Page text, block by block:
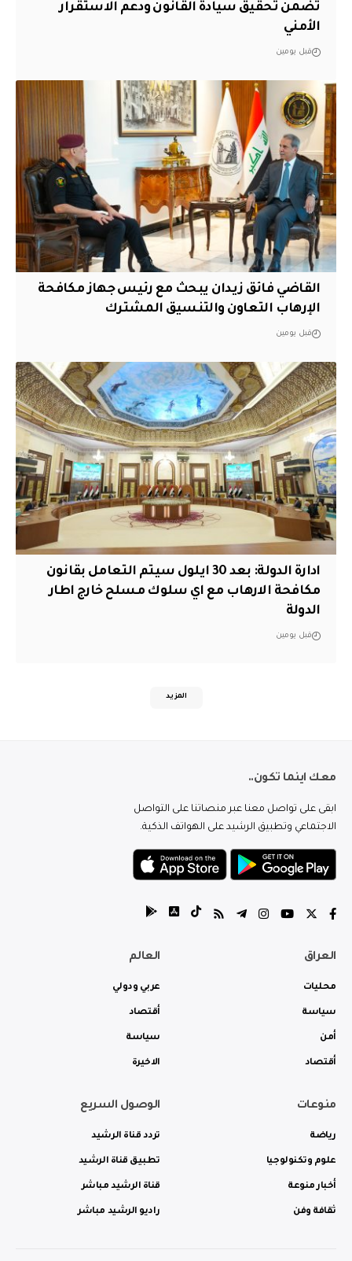
تضمن تحقيق سيادة القانون ودعم الاستقرار
الأمني
قبل يومين
القاضي فائق زيدان يبحث مع رئيس جهاز مكافحة
الإرهاب التعاون والتنسيق المشترك
قبل يومين
ادارة الدولة: بعد 30 ايلول سيتم التعامل بقانون
مكافحة الارهاب مع اي سلوك مسلح خارج اطار
الدولة
قبل يومين
المزيد
معك اينما تكون..
ابقى على تواصل معنا عبر منصاتنا على التواصل
الاجتماعي وتطبيق الرشيد على الهواتف الذكية.
العراق
محليات
سياسة
أمن
أقتصاد
العالم
عربي ودولي
أقتصاد
سياسة
الاخيرة
منوعات
رياضة
علوم وتكنولوجيا
أخبار منوعة
ثقافة وفن
الوصول السريع
تردد قناة الرشيد
تطبيق قناة الرشيد
قناة الرشيد مباشر
راديو الرشيد مباشر